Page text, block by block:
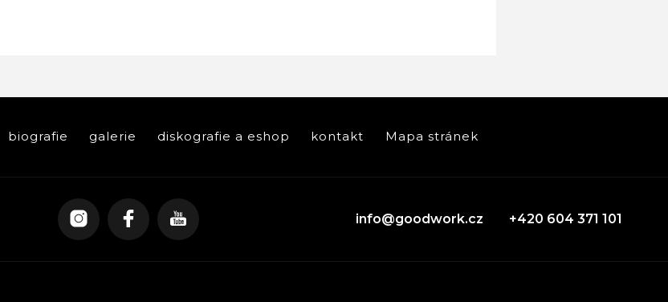
biografie galerie diskografie a eshop kontakt Mapa stránek
info@goodwork.cz +420 604 371 101